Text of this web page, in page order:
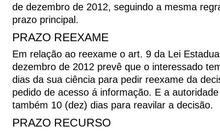
de dezembro de 2012, seguindo a mesma
prazo principal.
PRAZO REEXAME
Em relação ao reexame o art. 9 da Lei
dezembro de 2012 prevê que o interessado
dias da sua ciência para pedir reexame da
pedido de acesso á informação. E a
também 10 (dez) dias para reavilar a decisão.
PRAZO RECURSO